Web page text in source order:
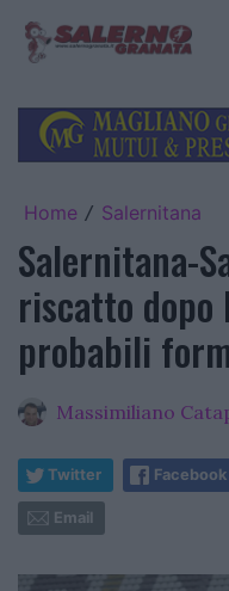
Home / Salernitana
Salernitana-
riscatto
probabili
Massimiliano
Twitter Facebook
Email